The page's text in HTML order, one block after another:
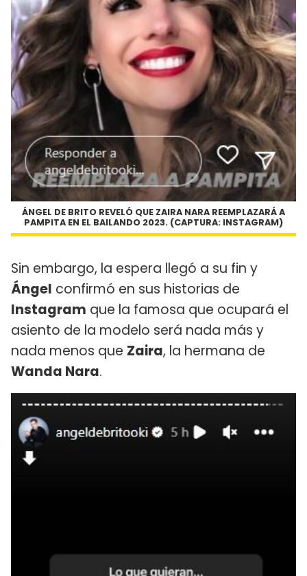
ÁNGEL DE BRITO REVELÓ QUE ZAIRA NARA REEMPLAZARÁ A
PAMPITA EN EL BAILANDO 2023. (CAPTURA: INSTAGRAM)
Sin embargo, la espera llegó a su fin y
Ángel confirmó en sus historias de
Instagram que la famosa que ocupará el
asiento de la modelo será nada más y
nada menos que Zaira, la hermana de
Wanda Nara.